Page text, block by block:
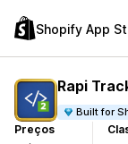
Shopify App
Rapi
Built for
Preços